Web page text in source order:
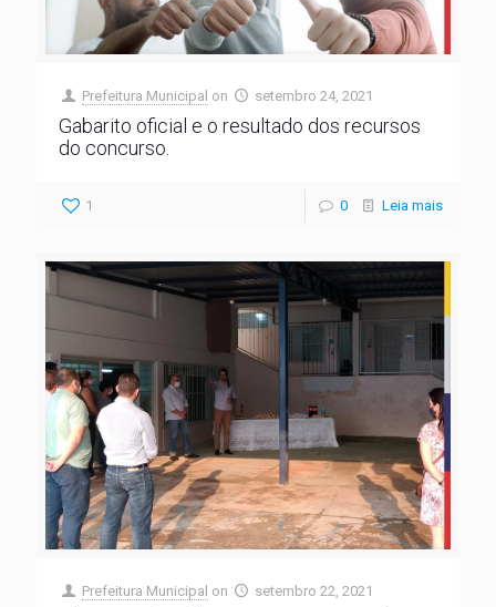
Prefeitura Municipal on setembro 24, 2021
Gabarito oficial e o resultado dos recursos
do concurso.
1 0 Leia mais
Prefeitura Municipal on setembro 22, 2021